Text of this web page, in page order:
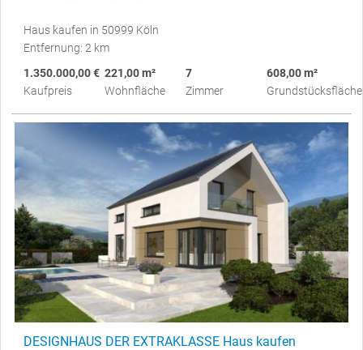
Haus kaufen in 50999 Köln
Entfernung: 2 km
1.350.000,00 €
Kaufpreis
221,00 m²
Wohnfläche
7
Zimmer
608,00 m²
Grundstücksfläche
DESIGNHAUS DER EXTRAKLASSE Haus kaufen